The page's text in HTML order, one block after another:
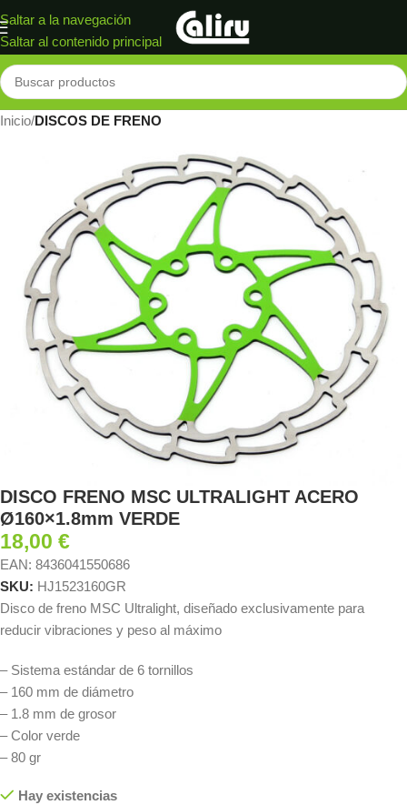
Saltar a la navegación
Saltar al contenido principal
Inicio DISCOS DE FRENO
DISCO FRENO MSC ULTRALIGHT ACERO
Ø160×1.8mm VERDE
18,00 €
EAN: 8436041550686
SKU: HJ1523160GR
Disco de freno MSC Ultralight, diseñado exclusivamente para
reducir vibraciones y peso al máximo
– Sistema estándar de 6 tornillos
– 160 mm de diámetro
– 1.8 mm de grosor
– Color verde
– 80 gr
Hay existencias